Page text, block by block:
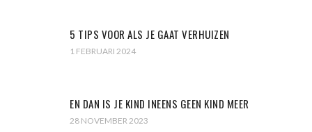
5 TIPS VOOR ALS JE GAAT VERHUIZEN
1 FEBRUARI 2024
EN DAN IS JE KIND INEENS GEEN KIND MEER
28 NOVEMBER 2023